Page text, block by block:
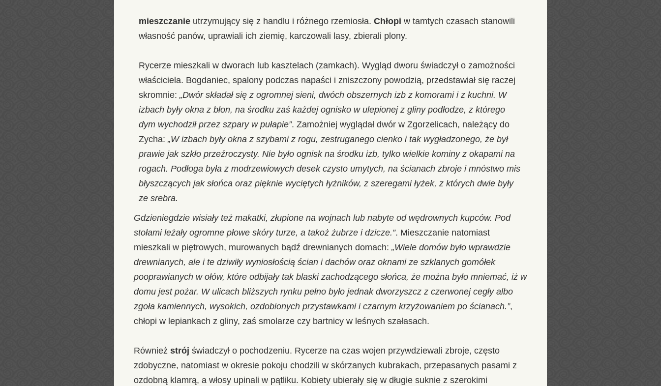
mieszczanie utrzymujący się z handlu i różnego rzemiosła. Chłopi w tamtych czasach stanowili
własność panów, uprawiali ich ziemię, karczowali lasy, zbierali plony.
Rycerze mieszkali w dworach lub kasztelach (zamkach). Wygląd dworu świadczył o zamożności
właściciela. Bogdaniec, spalony podczas napaści i zniszczony powodzią, przedstawiał się raczej
skromnie: „Dwór składał się z ogromnej sieni, dwóch obszernych izb z komorami i z kuchni. W
izbach były okna z błon, na środku zaś każdej ognisko w ulepionej z gliny podłodze, z którego
dym wychodził przez szpary w pułapie”. Zamożniej wyglądał dwór w Zgorzelicach, należący do
Zycha: „W izbach były okna z szybami z rogu, zestruganego cienko i tak wygładzonego, że był
prawie jak szkło przeźroczysty. Nie było ognisk na środku izb, tylko wielkie kominy z okapami na
rogach. Podłoga była z modrzewiowych desek czysto umytych, na ścianach zbroje i mnóstwo mis
błyszczących jak słońca oraz pięknie wyciętych łyżników, z szeregami łyżek, z których dwie były
ze srebra.
Gdzieniegdzie wisiały też makatki, złupione na wojnach lub nabyte od wędrownych kupców. Pod
stołami leżały ogromne płowe skóry turze, a takoż żubrze i dzicze.”. Mieszczanie natomiast
mieszkali w piętrowych, murowanych bądź drewnianych domach: „Wiele domów było wprawdzie
drewnianych, ale i te dziwiły wyniosłością ścian i dachów oraz oknami ze szklanych gomółek
pooprawianych w ołów, które odbijały tak blaski zachodzącego słońca, że można było mniemać, iż w
domu jest pożar. W ulicach bliższych rynku pełno było jednak dworzyszcz z czerwonej cegły albo
zgoła kamiennych, wysokich, ozdobionych przystawkami i czarnym krzyżowaniem po ścianach.”,
chłopi w lepiankach z gliny, zaś smolarze czy bartnicy w leśnych szałasach.
Również strój świadczył o pochodzeniu. Rycerze na czas wojen przywdziewali zbroje, często
zdobyczne, natomiast w okresie pokoju chodzili w skórzanych kubrakach, przepasanych pasami z
ozdobną klamrą, a włosy upinali w pątliku. Kobiety ubierały się w długie suknie z szerokimi